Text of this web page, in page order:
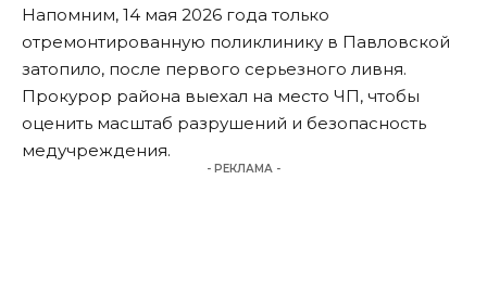
Напомним, 14 мая 2026 года только
отремонтированную поликлинику в Павловской
затопило, после первого серьезного ливня.
Прокурор района выехал на место ЧП, чтобы
оценить масштаб разрушений и безопасность
медучреждения.
- РЕКЛАМА -